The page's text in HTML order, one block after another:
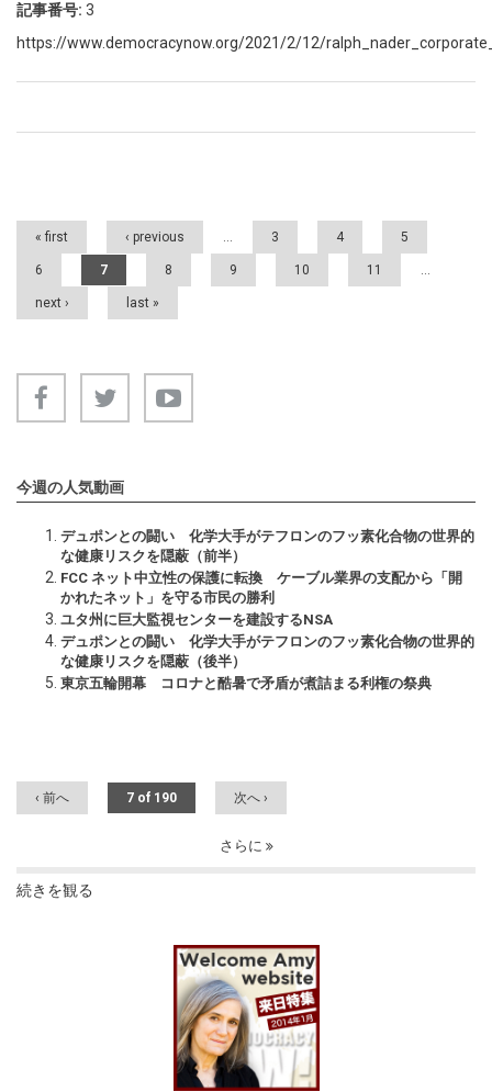
記事番号: 3
https://www.democracynow.org/2021/2/12/
« first ‹ previous … 3 4 5
6 7 8 9 10 11 …
next › last »
今週の人気動画
デュポンとの闘い 化学大手がテフロンのフッ素化合物の世界的
な健康リスクを隠蔽（前半）
FCC ネット中立性の保護に転換 ケーブル業界の支配から「開
かれたネット」を守る市民の勝利
ユタ州に巨大監視センターを建設するNSA
デュポンとの闘い 化学大手がテフロンのフッ素化合物の世界的
な健康リスクを隠蔽（後半）
東京五輪開幕 コロナと酷暑で矛盾が煮詰まる利権の祭典
‹ 前へ 7 of 190 次へ ›
さらに
続きを観る